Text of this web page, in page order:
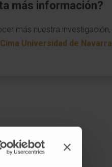
más información?
más nuestra investigación,
Universidad de Navarra